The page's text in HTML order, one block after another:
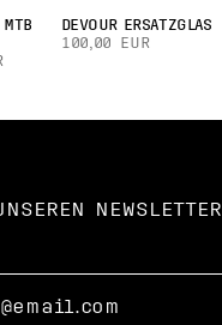
DEVOUR ERSATZGLAS
100,00 EUR
NEWSLETTER